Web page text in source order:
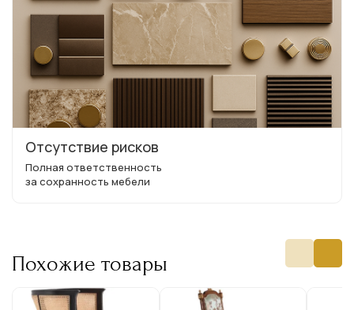
Отсутствие рисков
Полная ответственность
за сохранность мебели
Похожие товары